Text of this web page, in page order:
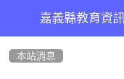
嘉義縣教育資
本站消息